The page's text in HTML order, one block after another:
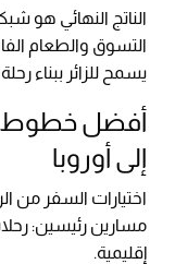
الناتج النهائي هو
التسوق والطعام
يسمح للزائر ببناء
أفضل خطوط
إلى أوروبا
اختيارات السفر من
مسارين رئيسين:
إقليمية.